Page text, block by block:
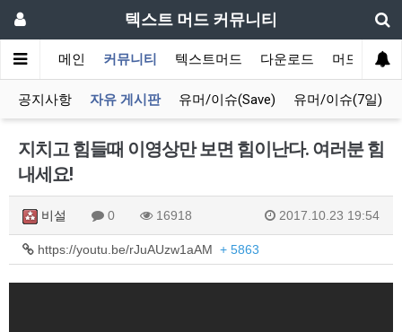
텍스트 머드 커뮤니티
메인 커뮤니티 텍스트머드 다운로드 머드 잡담
공지사항 자유 게시판 유머/이슈(Save) 유머/이슈(7일)
지치고 힘들때 이영상만 보면 힘이난다. 여러분 힘
내세요!
비설 0 16918 2017.10.23 19:54
https://youtu.be/rJuAUzw1aAM + 5863